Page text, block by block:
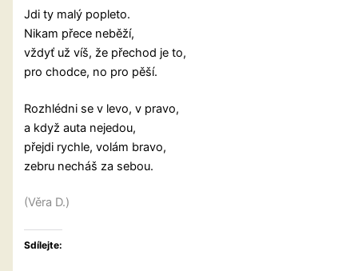
Jdi ty malý popleto.
Nikam přece neběží,
vždyť už víš, že přechod je to,
pro chodce, no pro pěší.
Rozhlédni se v levo, v pravo,
a když auta nejedou,
přejdi rychle, volám bravo,
zebru necháš za sebou.
(Věra D.)
Sdílejte: